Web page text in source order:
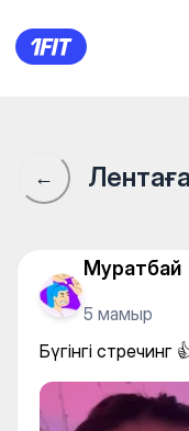
Бүгінгі
←
Муратбай
5 мамыр
Бүгінгі стречинг